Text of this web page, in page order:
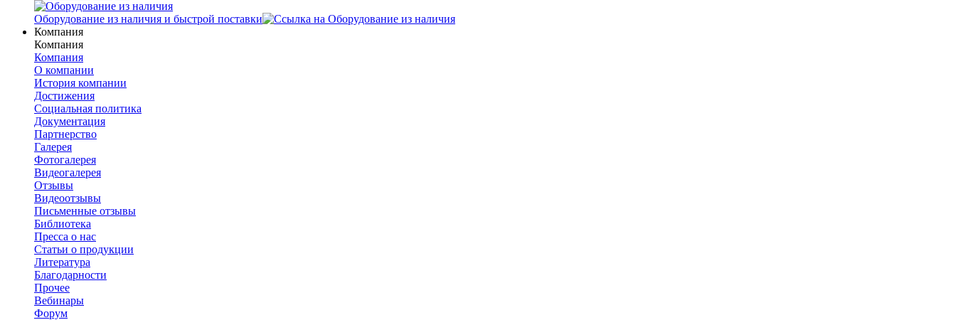
Оборудование из наличия и быстрой поставки
Компания
Компания
Компания
О компании
История компании
Достижения
Социальная политика
Документация
Партнерство
Галерея
Фотогалерея
Видеогалерея
Отзывы
Видеоотзывы
Письменные отзывы
Библиотека
Пресса о нас
Статьи о продукции
Литература
Благодарности
Прочее
Вебинары
Форум